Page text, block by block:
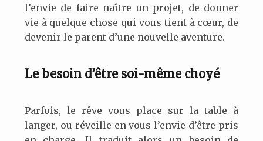
l’envie de faire naître un projet, de donner
vie à quelque chose qui vous tient à cœur, de
devenir le parent d’une nouvelle aventure.
Le besoin d’être soi-même choyé
Parfois, le rêve vous place sur la table à
langer, ou réveille en vous l’envie d’être pris